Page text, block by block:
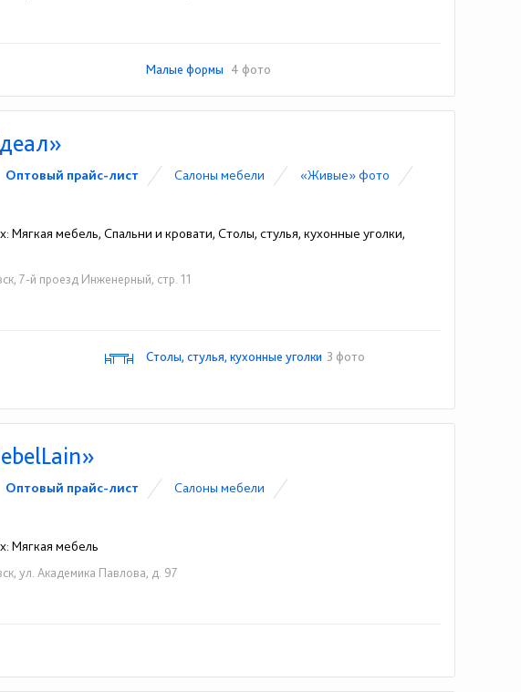
Малые формы 4 фото
Оптовый прайс-лист Cалоны мебели
«Живые» фото
мебель, Спальни и кровати, Столы, стулья, кухонные уголки,
7-й проезд Инженерный, стр. 11
Столы, стулья, кухонные уголки 3 фото
Оптовый прайс-лист
Cалоны мебели
Мягкая мебель
ул. Академика Павлова, д. 97